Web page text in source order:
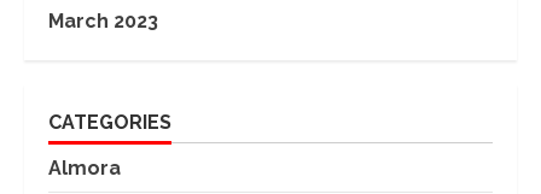
March 2023
CATEGORIES
Almora